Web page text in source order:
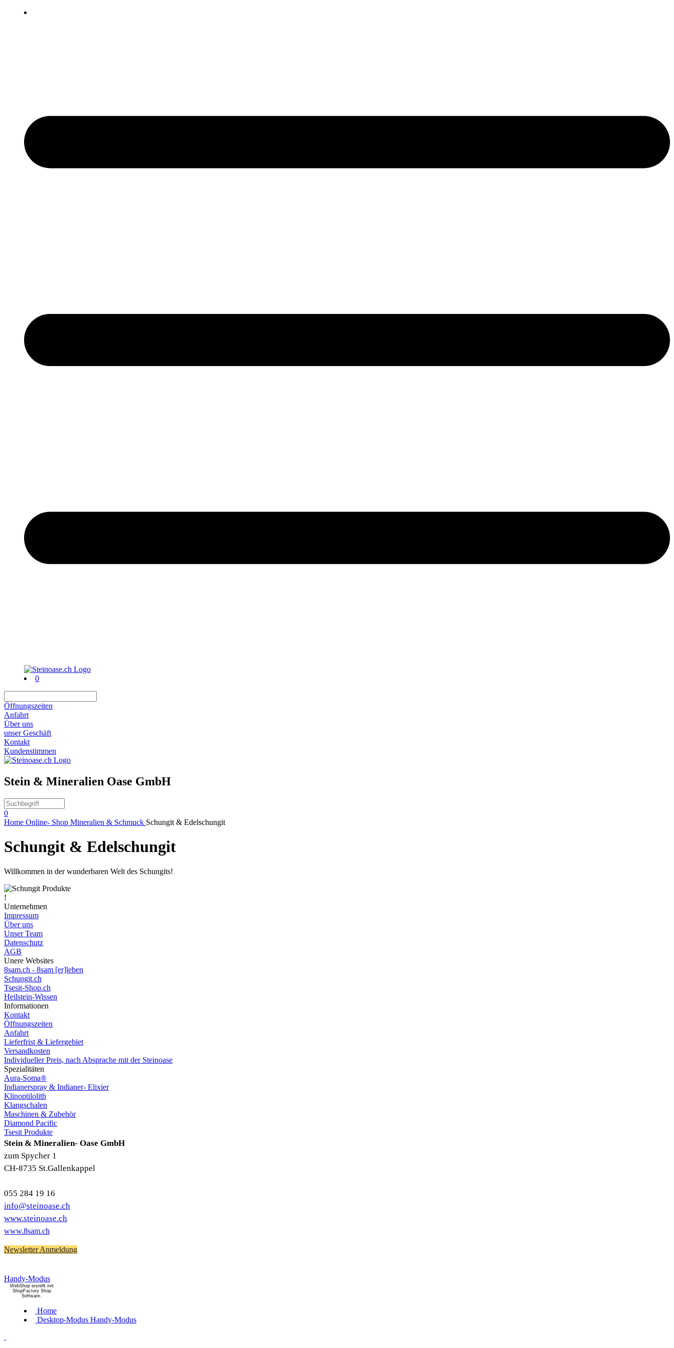
0
Öffnungszeiten
Anfahrt
Über uns
unser Geschäft
Kontakt
Kundenstimmen
Stein & Mineralien Oase GmbH
0
Home Online- Shop Mineralien & Schmuck Schungit & Edelschungit
Schungit & Edelschungit
Willkommen in der wunderbaren Welt des Schungits!
!
Unternehmen
Impressum
Über uns
Unser Team
Datenschutz
AGB
Unere Websites
8sam.ch - 8sam [er]leben
Schungit.ch
Tsesit-Shop.ch
Heilstein-Wissen
Informationen
Kontakt
Öffnungszeiten
Anfahrt
Lieferfrist & Liefergebiet
Versandkosten
Individueller Preis, nach Absprache mit der Steinoase
Spezialitäten
Aura-Soma®
Indianerspray & Indianer- Elixier
Klinoptilolith
Klangschalen
Maschinen & Zubehör
Diamond Pacific
Tsesit Produkte
Stein & Mineralien- Oase GmbH
zum Spycher 1
CH-8735 St.Gallenkappel
055 284 19 16
info@steinoase.ch
www.steinoase.ch
www.8sam.ch
Newsletter Anmeldung
Handy-Modus
WebShop erstellt mit
ShopFactory Shop
Software.
Home
Desktop-Modus Handy-Modus